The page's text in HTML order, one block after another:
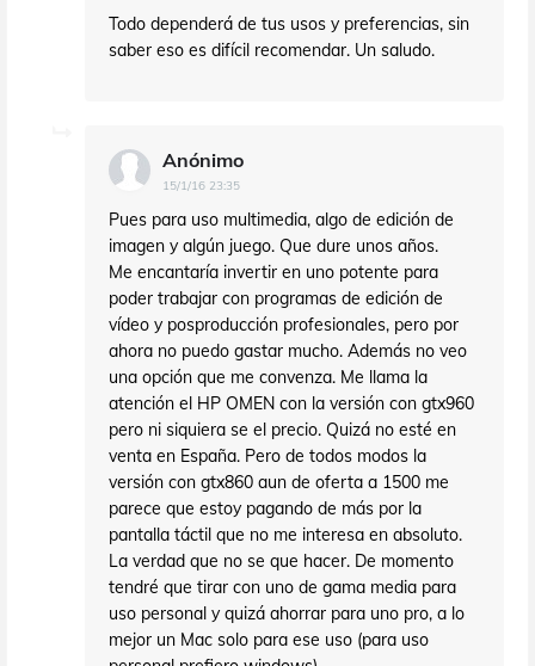
Todo dependerá de tus usos y preferencias, sin
saber eso es difícil recomendar. Un saludo.
Anónimo
15/1/16 23:35
Pues para uso multimedia, algo de edición de
imagen y algún juego. Que dure unos años.
Me encantaría invertir en uno potente para
poder trabajar con programas de edición de
vídeo y posproducción profesionales, pero por
ahora no puedo gastar mucho. Además no veo
una opción que me convenza. Me llama la
atención el HP OMEN con la versión con gtx960
pero ni siquiera se el precio. Quizá no esté en
venta en España. Pero de todos modos la
versión con gtx860 aun de oferta a 1500 me
parece que estoy pagando de más por la
pantalla táctil que no me interesa en absoluto.
La verdad que no se que hacer. De momento
tendré que tirar con uno de gama media para
uso personal y quizá ahorrar para uno pro, a lo
mejor un Mac solo para ese uso (para uso